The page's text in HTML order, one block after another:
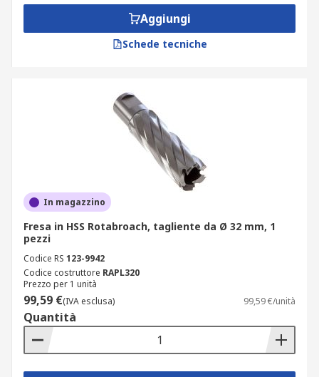
Aggiungi
Schede tecniche
In magazzino
Fresa in HSS Rotabroach, tagliente da Ø 32 mm, 1
pezzi
Codice RS 123-9942
Codice costruttore RAPL320
Prezzo per 1 unità
99,59 €(IVA esclusa) 99,59 €/unità
Quantità